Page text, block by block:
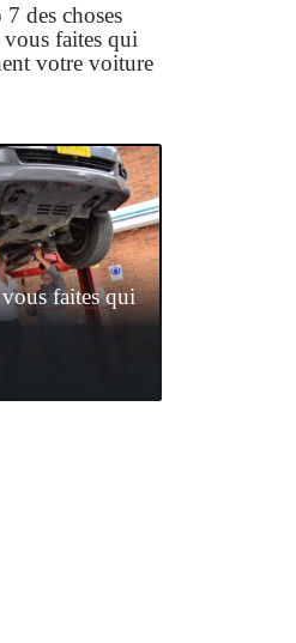
7 des choses
vous faites qui
votre voiture
faites qui